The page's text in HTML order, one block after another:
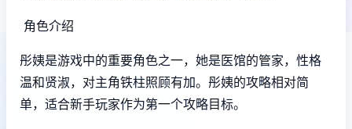
角色介绍
彤姨是游戏中的重要角色之一，她是医馆的管家，性格
温和贤淑，对主角铁柱照顾有加。彤姨的攻略相对简
单，适合新手玩家作为第一个攻略目标。